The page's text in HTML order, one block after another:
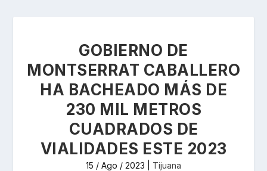
GOBIERNO DE
MONTSERRAT CABALLERO
HA BACHEADO MÁS DE
230 MIL METROS
CUADRADOS DE
VIALIDADES ESTE 2023
15 / Ago / 2023 Tijuana